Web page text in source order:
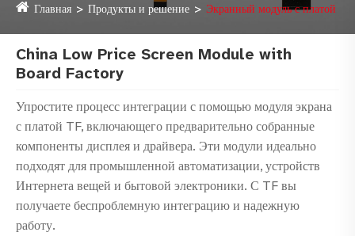
Главная Продукты и решение Экранный модуль с платой
China Low Price Screen Module with
Board Factory
Упростите процесс интеграции с помощью модуля экрана
с платой TF, включающего предварительно собранные
компоненты дисплея и драйвера. Эти модули идеально
подходят для промышленной автоматизации, устройств
Интернета вещей и бытовой электроники. С TF вы
получаете беспроблемную интеграцию и надежную
работу.